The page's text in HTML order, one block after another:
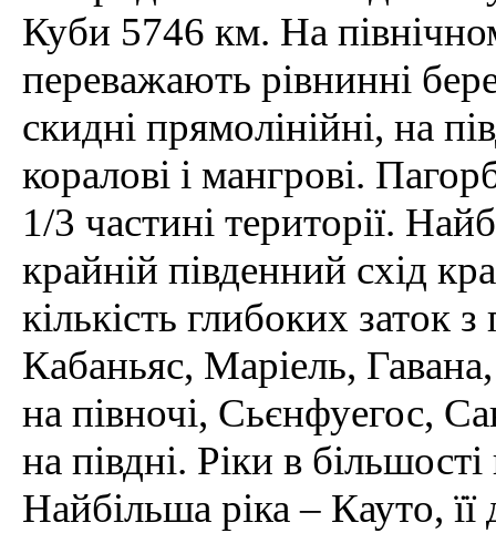
Куби 5746 км. На
переважають рівнинні
скидні прямолінійні, на
коралові і мангрові.
1/3 частині території.
крайній південний схід
кількість глибоких заток
Кабаньяс, Маріель,
на півночі, Сьєнфуегос,
на півдні. Ріки в
Найбільша ріка – Кауто,